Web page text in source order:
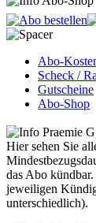
Abo-
Scheck /
Gutscheine
Abo-Shop
Hier sehen Sie
das Abo
jeweiligen
unterschiedlich).